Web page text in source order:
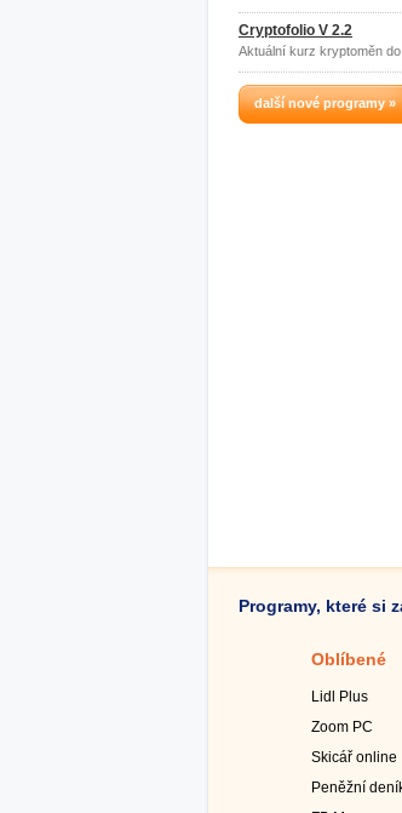
Cryptofolio V 2.2
Aktuální kurz kryptoměn do
další nové programy »
Programy, které si
Oblíbené
Lidl Plus
Zoom PC
Skicář online
Peněžní